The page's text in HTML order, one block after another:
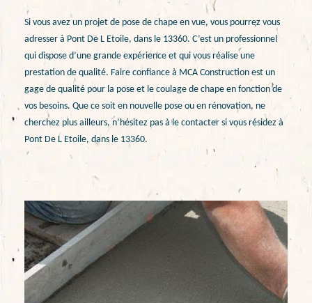
Si vous avez un projet de pose de chape en vue, vous pourrez vous
adresser à Pont De L Etoile, dans le 13360. C’est un professionnel
qui dispose d’une grande expérience et qui vous réalise une
prestation de qualité. Faire confiance à MCA Construction est un
gage de qualité pour la pose et le coulage de chape en fonction de
vos besoins. Que ce soit en nouvelle pose ou en rénovation, ne
cherchez plus ailleurs, n’hésitez pas à le contacter si vous résidez à
Pont De L Etoile, dans le 13360.